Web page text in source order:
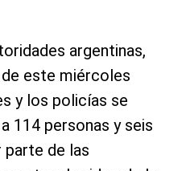
argentinas,
este miércoles
y los policías se
114 personas y seis
parte de las